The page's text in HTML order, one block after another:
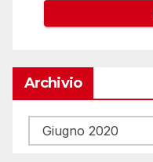
Archivio
Archivio